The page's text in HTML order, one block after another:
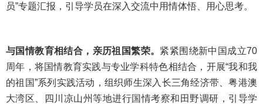
员”专题汇报，引导学员在深入交流中用情体悟、用心思考。
与国情教育相结合，亲历祖国繁荣。 紧紧围绕新中国成立70
周年，将国情教育实践与专业学科特色相结合，开展“我和我
的祖国”系列实践活动，组织师生深入长三角经济带、粤港澳
大湾区、四川凉山州等地进行国情考察和田野调研，引导学